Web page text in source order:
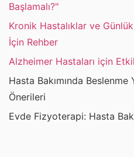
Başlamalı?"
Kronik Hastalıklar ve
İçin Rehber
Alzheimer Hastaları için
Hasta Bakımında Beslenme
Önerileri
Evde Fizyoterapi: Hasta